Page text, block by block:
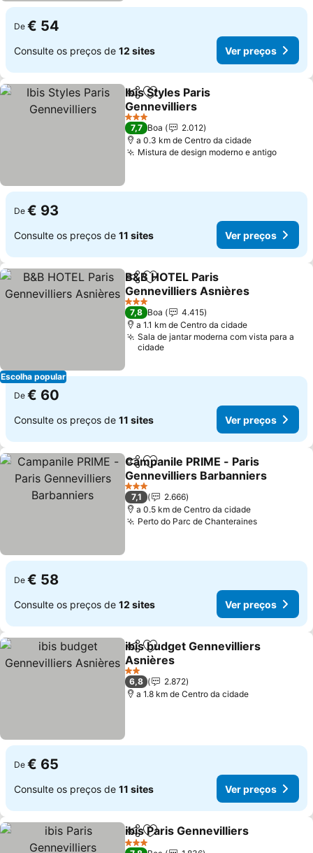
De € 54
Consulte os preços de 12 sites Ver preços
PartilharAdicionar aos favoritos
Ibis Styles Paris
Gennevilliers
Ver preços
3 Estrelas
7,7 Boa
2.012
a 0.3 km de Centro da cidade
Mistura de design moderno e antigoVer
De € 93
Consulte os preços de 11 sites Ver preços
Escolha popular
PartilharAdicionar aos favoritos
B&B HOTEL Paris
Gennevilliers Asnières
Ver preços
3 Estrelas
7,8 Boa
4.415
a 1.1 km de Centro da cidade
Sala de jantar moderna com vista para a
cidade
De € 60
Consulte os preços de 11 sites Ver preços
PartilharAdicionar aos favoritos
Campanile PRIME - Paris
Gennevilliers Barbanniers
Ver preços
3 Estrelas
7,1
2.666
a 0.5 km de Centro da cidade
Perto do Parc de ChanterainesVer
De € 58
Consulte os preços de 12 sites Ver preços
PartilharAdicionar aos favoritos
ibis budget Gennevilliers
Asnières
Ver preços
2 Estrelas
6,8
2.872
a 1.8 km de Centro da cidade
De € 65
Consulte os preços de 11 sites Ver preços
PartilharAdicionar aos favoritos
ibis Paris Gennevilliers
3 Estrelas